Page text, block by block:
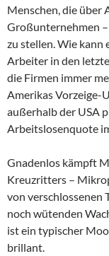
Menschen, die über
Großunternehmen –
zu stellen. Wie kann
Arbeiter in den
die Firmen immer
Amerikas Vorzeige-
außerhalb der USA
Arbeitslosenquote
Gnadenlos kämpft
Kreuzritters –
von verschlossenen
noch wütenden
ist ein typischer
brillant.